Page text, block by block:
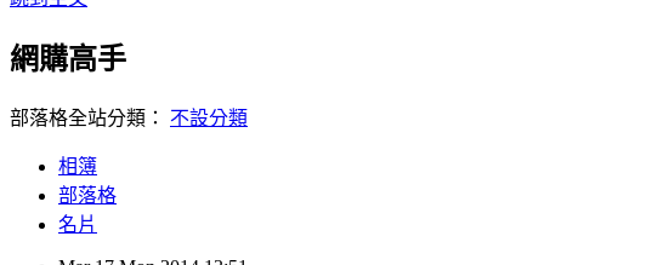
網購高手
部落格全站分類： 不設分類
相簿
部落格
名片